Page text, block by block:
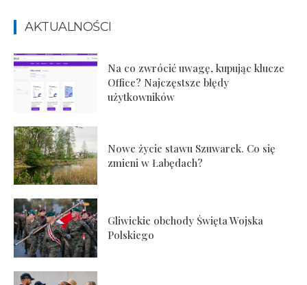
AKTUALNOŚCI
Na co zwrócić uwagę, kupując klucze
Office? Najczęstsze błędy
użytkowników
Nowe życie stawu Szuwarek. Co się
zmieni w Łabędach?
Gliwickie obchody Święta Wojska
Polskiego